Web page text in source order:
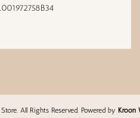
All Rights Reserved. Powered by Kroon